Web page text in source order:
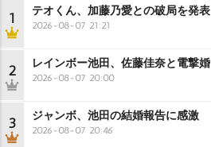
1 テオくん、加藤乃愛との破局を発表
2026-08-07 21:21
2 レインボー池田、佐藤佳奈と電撃婚
2026-08-07 20:00
3 ジャンボ、池田の結婚報告に感激
2026-08-07 20:46